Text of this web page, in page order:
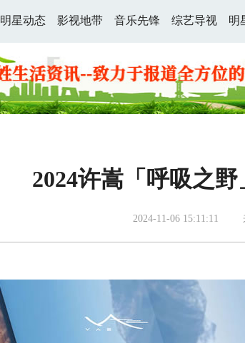
明星动态 影视地带 音乐先锋 综艺导视 明
2024许嵩「呼吸之
2024-11-06 15:11:11